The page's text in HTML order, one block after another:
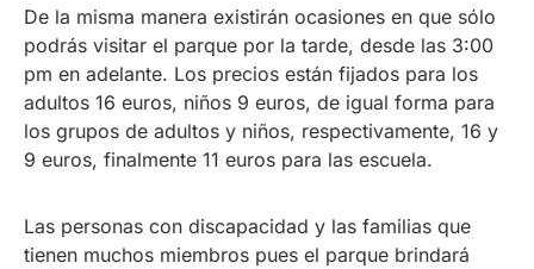
De la misma manera existirán ocasiones en que sólo
podrás visitar el parque por la tarde, desde las 3:00
pm en adelante. Los precios están fijados para los
adultos 16 euros, niños 9 euros, de igual forma para
los grupos de adultos y niños, respectivamente, 16 y
9 euros, finalmente 11 euros para las escuela.
Las personas con discapacidad y las familias que
tienen muchos miembros pues el parque brindará